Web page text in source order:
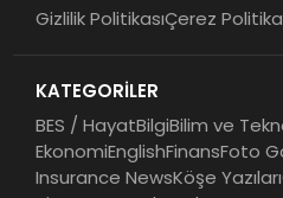
EY
Gizlilik PolitikasıÇerez
KATEGORİLER
BES / HayatBilgiBilim ve
EkonomiEnglishFinansFoto
Insurance NewsKöşe Yazıları